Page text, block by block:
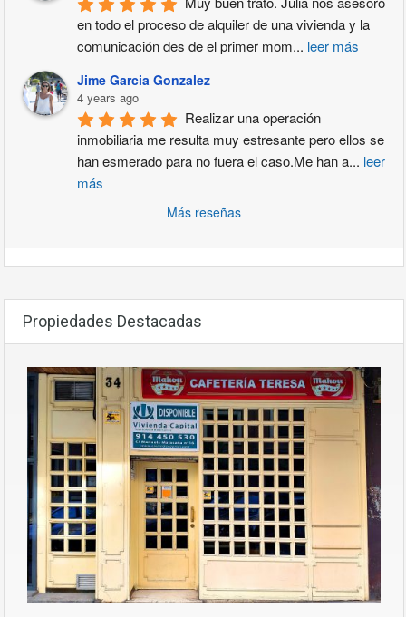
en todo el proceso de alquiler de una vivienda y la
comunicación des de el primer mom... leer más
Jime Garcia Gonzalez
4 years ago
Realizar una operación
inmobiliaria me resulta muy estresante pero ellos se
han esmerado para no fuera el caso.Me han a... leer
más
Más reseñas
Propiedades Destacadas